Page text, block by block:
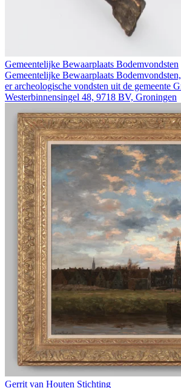
Gemeentelijke Bewaarplaats Bodemvondsten
Gemeentelijke Bewaarplaats
er archeologische vondsten uit de gemeente
Westerbinnensingel 48, 9718 BV, Groningen
Gerrit van Houten Stichting